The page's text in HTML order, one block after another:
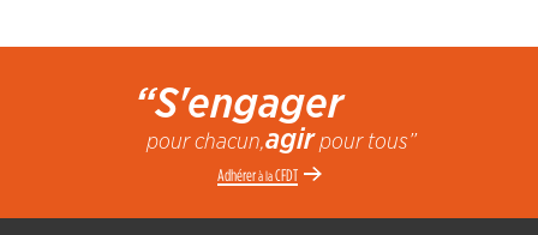
“S'engager
pour chacun,agirpour tous”
Adhérerà laCFDT